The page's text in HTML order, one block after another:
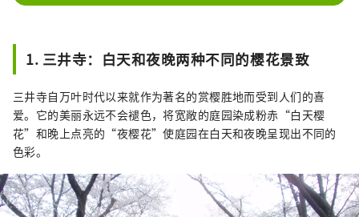
1. 三井寺：白天和夜晚两种不同的樱花景致
三井寺自万叶时代以来就作为著名的赏樱胜地而受到人们的喜
爱。它的美丽永远不会褪色，将宽敞的庭园染成粉赤“白天樱
花”和晚上点亮的“夜樱花”使庭园在白天和夜晚呈现出不同的
色彩。